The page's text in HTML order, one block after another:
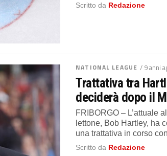
Scritto da Redazione
NATIONAL LEAGUE / 9 anni
Trattativa tra
deciderà dopo il
FRIBORGO – L’attuale
lettone, Bob Hartley, ha
una trattativa in corso
Scritto da Redazione